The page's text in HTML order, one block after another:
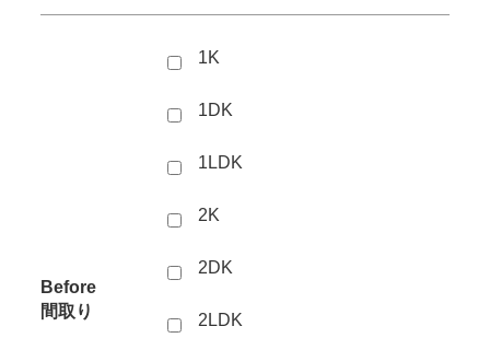
Before
間取り
1K
1DK
1LDK
2K
2DK
2LDK